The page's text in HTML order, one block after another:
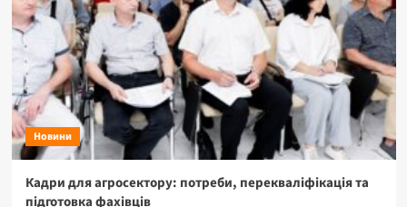
Новини
Кадри для агросектору: потреби, перекваліфікація та
підготовка фахівців